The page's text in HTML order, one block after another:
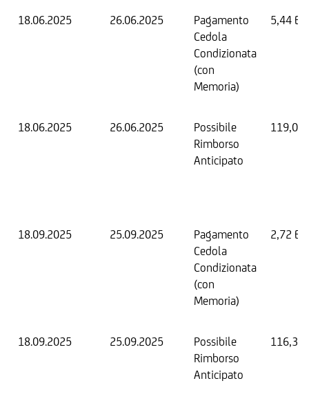
18.06.2025 26.06.2025
Pagamento
Cedola
Condizionata
(con
Memoria)
5,44
18.06.2025 26.06.2025
Possibile
Rimborso
Anticipato
119,04
18.09.2025 25.09.2025
Pagamento
Cedola
Condizionata
(con
Memoria)
2,72
18.09.2025 25.09.2025
Possibile
Rimborso
Anticipato
116,32